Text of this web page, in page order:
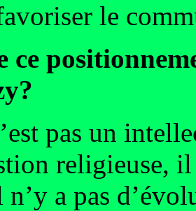
le
ce
pas un
religieuse,
n’y a pas